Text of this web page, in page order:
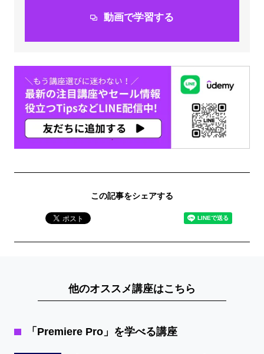
動画で学習する
この記事をシェアする
他のオススメ講座はこちら
「Premiere Pro」を学べる講座